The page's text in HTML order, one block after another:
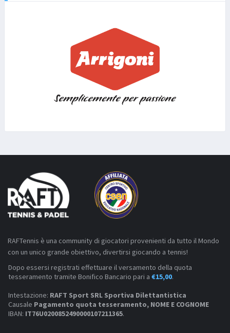
RAFTennis è una community di giocatori provenienti da tutto il Mondo
con un unico grande obiettivo, divertirsi giocando a tennis!
Dopo essersi registrati effettuare il versamento della quota
tesseramento tramite Bonifico Bancario pari a €15,00.
Intestazione: RAFT Sport SRL Sportiva Dilettantistica
Causale Pagamento quota tesseramento, NOME E COGNOME
IBAN: IT76U0200852490000107211365.